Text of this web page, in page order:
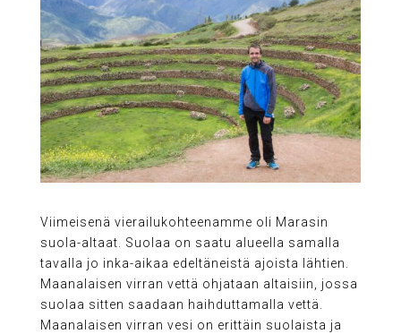
Viimeisenä vierailukohteenamme oli Marasin
suola-altaat. Suolaa on saatu alueella samalla
tavalla jo inka-aikaa edeltäneistä ajoista lähtien.
Maanalaisen virran vettä ohjataan altaisiin, jossa
suolaa sitten saadaan haihduttamalla vettä.
Maanalaisen virran vesi on erittäin suolaista ja